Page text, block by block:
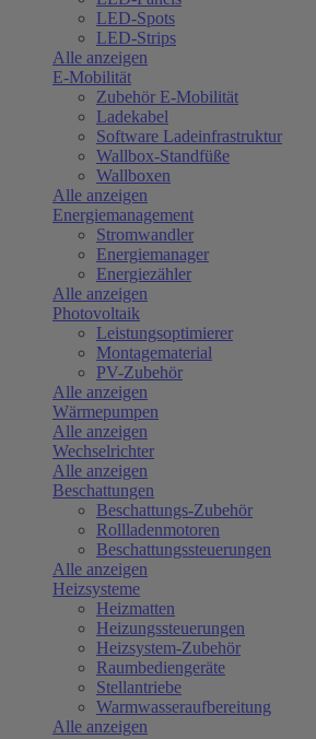
LED-Spots
LED-Strips
Alle anzeigen
E-Mobilität
Zubehör E-Mobilität
Ladekabel
Software Ladeinfrastruktur
Wallbox-Standfüße
Wallboxen
Alle anzeigen
Energiemanagement
Stromwandler
Energiemanager
Energiezähler
Alle anzeigen
Photovoltaik
Leistungsoptimierer
Montagematerial
PV-Zubehör
Alle anzeigen
Wärmepumpen
Alle anzeigen
Wechselrichter
Alle anzeigen
Beschattungen
Beschattungs-Zubehör
Rollladenmotoren
Beschattungssteuerungen
Alle anzeigen
Heizsysteme
Heizmatten
Heizungssteuerungen
Heizsystem-Zubehör
Raumbediengeräte
Stellantriebe
Warmwasseraufbereitung
Alle anzeigen